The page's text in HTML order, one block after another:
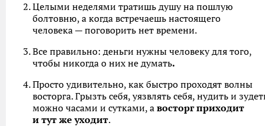
Целыми неделями тратишь душу на пошлую
болтовню, а когда встречаешь настоящего
человека — поговорить нет времени.
Все правильно: деньги нужны человеку для того,
чтобы никогда о них не думать.
Просто удивительно, как быстро проходят волны
восторга. Грызть себя, уязвлять себя, нудить и
можно часами и сутками, а восторг приходит
и тут же уходит.